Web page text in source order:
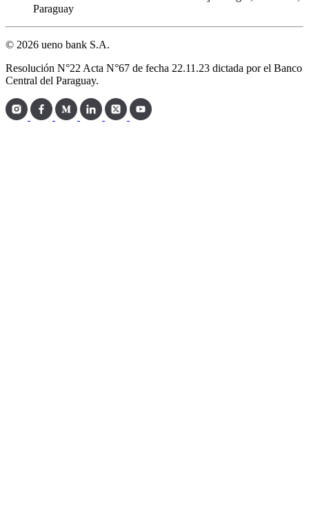
Paraguay
© 2026 ueno bank S.A.
Resolución N°22 Acta N°67 de fecha 22.11.23 dictada por el Banco
Central del Paraguay.